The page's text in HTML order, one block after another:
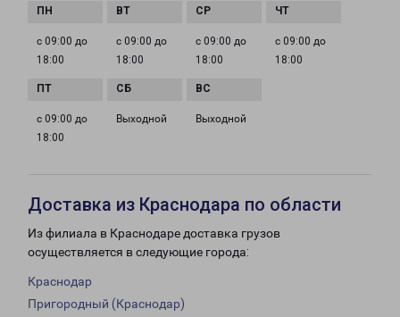
с 09:00 до
18:00
с 09:00 до
18:00
с 09:00 до
18:00
с 09:00 до
18:00
с 09:00 до
18:00
Выходной Выходной
Доставка из Краснодара по области
Из филиала в Краснодаре доставка грузов
осуществляется в следующие города:
Краснодар
Пригородный (Краснодар)